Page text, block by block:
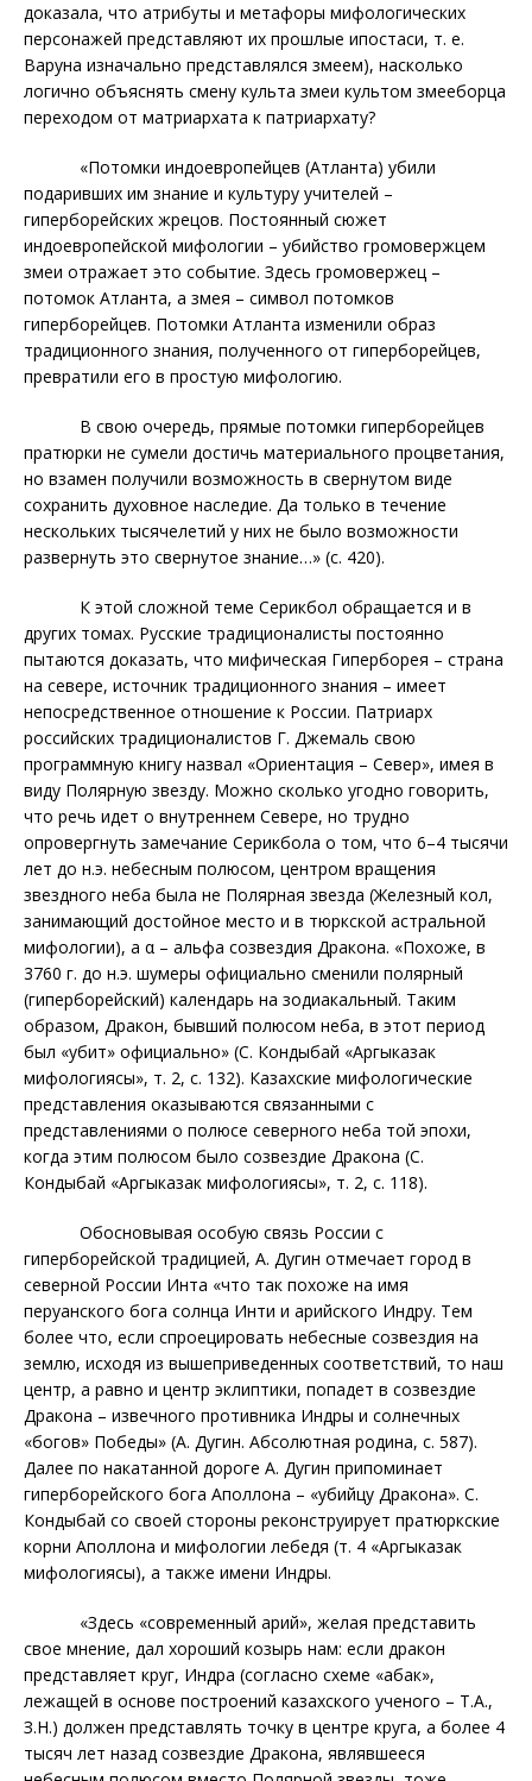
доказала, что атрибуты и метафоры мифологических
персонажей представляют их прошлые ипостаси, т. е.
Варуна изначально представлялся змеем), насколько
логично объяснять смену культа змеи культом змееборца
переходом от матриархата к патриархату?
«Потомки индоевропейцев (Атланта) убили
подаривших им знание и культуру учителей –
гиперборейских жрецов. Постоянный сюжет
индоевропейской мифологии – убийство громовержцем
змеи отражает это событие. Здесь громовержец –
потомок Атланта, а змея – символ потомков
гиперборейцев. Потомки Атланта изменили образ
традиционного знания, полученного от гиперборейцев,
превратили его в простую мифологию.
В свою очередь, прямые потомки гиперборейцев
пратюрки не сумели достичь материального процветания,
но взамен получили возможность в свернутом виде
сохранить духовное наследие. Да только в течение
нескольких тысячелетий у них не было возможности
развернуть это свернутое знание…» (с. 420).
К этой сложной теме Серикбол обращается и в
других томах. Русские традиционалисты постоянно
пытаются доказать, что мифическая Гиперборея – страна
на севере, источник традиционного знания – имеет
непосредственное отношение к России. Патриарх
российских традиционалистов Г. Джемаль свою
программную книгу назвал «Ориентация – Север», имея в
виду Полярную звезду. Можно сколько угодно говорить,
что речь идет о внутреннем Севере, но трудно
опровергнуть замечание Серикбола о том, что 6–4 тысячи
лет до н.э. небесным полюсом, центром вращения
звездного неба была не Полярная звезда (Железный кол,
занимающий достойное место и в тюркской астральной
мифологии), а α – альфа созвездия Дракона. «Похоже, в
3760 г. до н.э. шумеры официально сменили полярный
(гиперборейский) календарь на зодиакальный. Таким
образом, Дракон, бывший полюсом неба, в этот период
был «убит» официально» (С. Кондыбай «Аргыказак
мифологиясы», т. 2, с. 132). Казахские мифологические
представления оказываются связанными с
представлениями о полюсе северного неба той эпохи,
когда этим полюсом было созвездие Дракона (С.
Кондыбай «Аргыказак мифологиясы», т. 2, с. 118).
Обосновывая особую связь России с
гиперборейской традицией, А. Дугин отмечает город в
северной России Инта «что так похоже на имя
перуанского бога солнца Инти и арийского Индру. Тем
более что, если спроецировать небесные созвездия на
землю, исходя из вышеприведенных соответствий, то наш
центр, а равно и центр эклиптики, попадет в созвездие
Дракона – извечного противника Индры и солнечных
«богов» Победы» (А. Дугин. Абсолютная родина, с. 587).
Далее по накатанной дороге А. Дугин припоминает
гиперборейского бога Аполлона – «убийцу Дракона». С.
Кондыбай со своей стороны реконструирует пратюркские
корни Аполлона и мифологии лебедя (т. 4 «Аргыказак
мифологиясы), а также имени Индры.
«Здесь «современный арий», желая представить
свое мнение, дал хороший козырь нам: если дракон
представляет круг, Индра (согласно схеме «абак»,
лежащей в основе построений казахского ученого – Т.А.,
З.Н.) должен представлять точку в центре круга, а более 4
тысяч лет назад созвездие Дракона, являвшееся